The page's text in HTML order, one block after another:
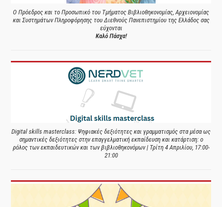
Ο Πρόεδρος και το Προσωπικό του Τμήματος Βιβλιοθηκονομίας, Αρχειονομίας
και Συστημάτων Πληροφόρησης του Διεθνούς Πανεπιστημίου της Ελλάδος σας
εύχονται
Καλό Πάσχα!
Digital skills masterclass: Ψηφιακές δεξιότητες και γραμματισμός στα μέσα ως
σημαντικές δεξιότητες στην επαγγελματική εκπαίδευση και κατάρτιση: ο
ρόλος των εκπαιδευτικών και των βιβλιοθηκονόμων | Τρίτη 4 Απριλίου, 17:00-
21:00